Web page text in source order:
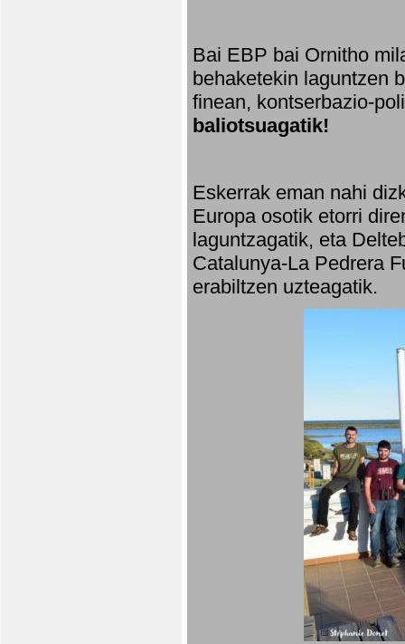
Bai EBP bai Ornitho
behaketekin laguntzen
finean, kontserbazio-
baliotsuagatik!
Eskerrak eman nahi
Europa osotik etorri
laguntzagatik, eta
Catalunya-La Pedrera
erabiltzen uzteagatik.